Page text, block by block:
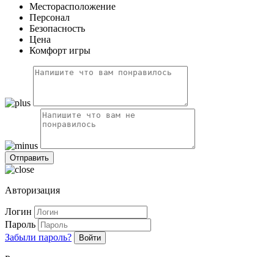
Месторасположение
Персонал
Безопасность
Цена
Комфорт игры
Авторизация
Логин
Пароль
Забыли пароль?
Войти